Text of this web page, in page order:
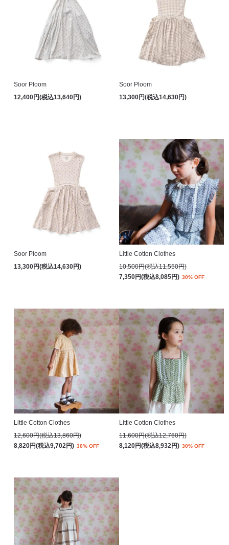
Soor Ploom
12,400円(税込13,640円)
Soor Ploom
13,300円(税込14,630円)
Soor Ploom
13,300円(税込14,630円)
Little Cotton Clothes
10,500円(税込11,550円)
7,350円(税込8,085円) 30% OFF
Little Cotton Clothes
12,600円(税込13,860円)
8,820円(税込9,702円) 30% OFF
Little Cotton Clothes
11,600円(税込12,760円)
8,120円(税込8,932円) 30% OFF